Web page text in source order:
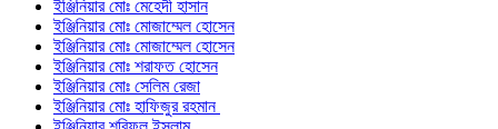
ইঞ্জিনিয়ার মোঃ মেহেদী হাসান
ইঞ্জিনিয়ার মোঃ মোজাম্মেল হোসেন
ইঞ্জিনিয়ার মোঃ মোজাম্মেল হোসেন
ইঞ্জিনিয়ার মোঃ শরাফত হোসেন
ইঞ্জিনিয়ার মোঃ সেলিম রেজা
ইঞ্জিনিয়ার মোঃ হাফিজুর রহমান